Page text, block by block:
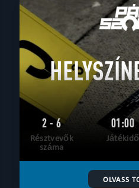
2 - 6
Résztvevők
száma
01:00
Játékidő
OLVASS